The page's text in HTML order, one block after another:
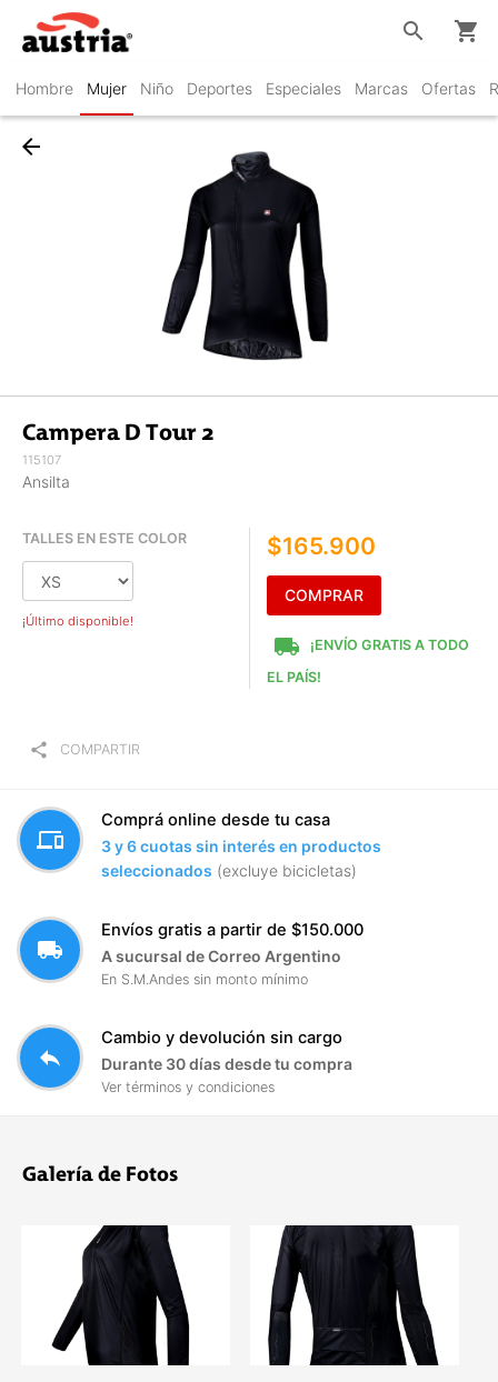
Hombre Mujer Niño Deportes Especiales Marcas Ofertas
search shopping_cart
arrow_back
Campera D Tour 2
115107
Ansilta
TALLES EN ESTE COLOR
¡Último disponible!
$165.900
COMPRAR
local_shipping
¡ENVÍO GRATIS A TODO
EL PAÍS!
share COMPARTIR
devices
Comprá online desde tu casa
3 y 6 cuotas sin interés en productos
seleccionados (excluye bicicletas)
local_shipping
Envíos gratis a partir de $150.000
A sucursal de Correo Argentino
En S.M.Andes sin monto mínimo
reply
Cambio y devolución sin cargo
Durante 30 días desde tu compra
Ver términos y condiciones
Galería de Fotos